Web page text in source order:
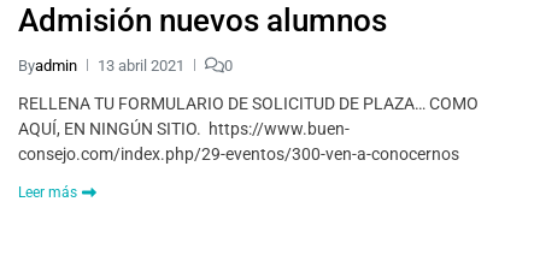
Admisión nuevos alumnos
Byadmin 13 abril 2021 0
RELLENA TU FORMULARIO DE SOLICITUD DE PLAZA… COMO
AQUÍ, EN NINGÚN SITIO. https://www.buen-
consejo.com/index.php/29-eventos/300-ven-a-conocernos
Leer más